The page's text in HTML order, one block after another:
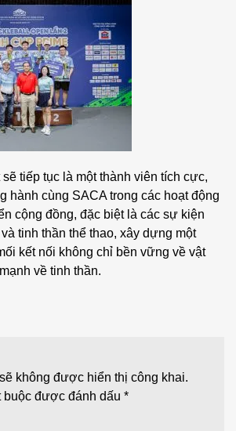
sẽ tiếp tục là một thành viên tích cực,
hành cùng SACA trong các hoạt động
cộng đồng, đặc biệt là các sự kiện
tinh thần thể thao, xây dựng một
kết nối không chỉ bền vững về vật
về tinh thần.
không được hiển thị công khai.
được đánh dấu *